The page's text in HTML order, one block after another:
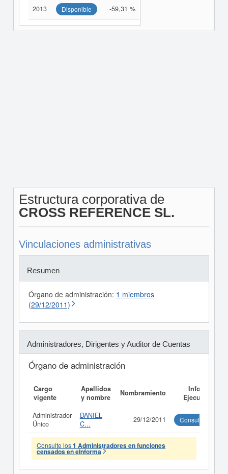
2013 Disponible -59,31 %
Estructura corporativa de
CROSS REFERENCE SL.
Vinculaciones administrativas
Resumen
Órgano de administración: 1 miembros
(29/12/2011)
Administradores, Dirigentes y Auditor de Cuentas
Órgano de administración
Cargo
vigente
Apellidos
y nombre
Nombramiento
Informe
Ejecutivo
Administrador
Único
DANIEL
C...
29/12/2011 Consultar
Consulte los1 Administradores en funciones
censados en eInforma